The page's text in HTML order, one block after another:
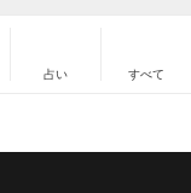
占い すべて